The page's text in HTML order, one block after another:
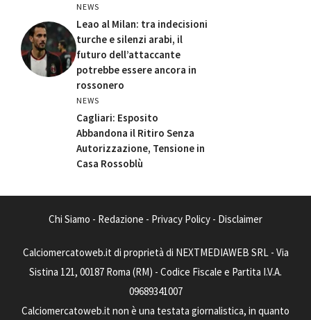
NEWS
Leao al Milan: tra indecisioni
turche e silenzi arabi, il
futuro dell’attaccante
potrebbe essere ancora in
rossonero
NEWS
Cagliari: Esposito
Abbandona il Ritiro Senza
Autorizzazione, Tensione in
Casa Rossoblù
Chi Siamo - Redazione - Privacy Policy - Disclaimer
Calciomercatoweb.it di proprietà di NEXTMEDIAWEB SRL - Via
Sistina 121, 00187 Roma (RM) - Codice Fiscale e Partita I.V.A.
09689341007
Calciomercatoweb.it non è una testata giornalistica, in quanto